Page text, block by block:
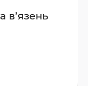
в’язень